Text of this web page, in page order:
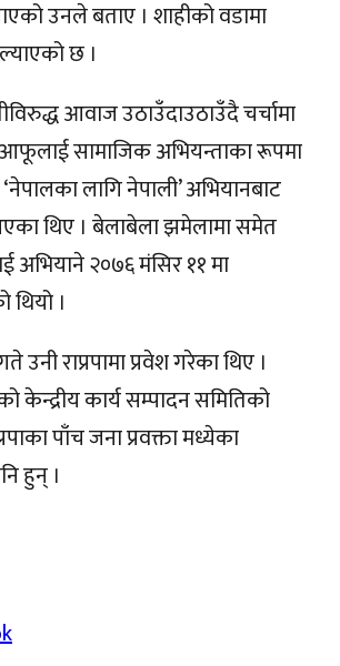
उनले बताए । शाहीको वडामा
छ ।
आवाज उठाउँदाउठाउँदै चर्चामा
सामाजिक अभियन्ताका रूपमा
लागि नेपाली’ अभियानबाट
थिए । बेलाबेला झमेलामा समेत
अभियाने २०७६ मंसिर ११ मा
थियो ।
उनी राप्रपामा प्रवेश गरेका थिए ।
केन्द्रीय कार्य सम्पादन समितिको
पाँच जना प्रवक्ता मध्येका
हुन् ।